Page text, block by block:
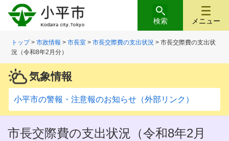
メニュー
検索
トップ>市政情報 >市長室 >市長交際費の支出状況 > 市長交際費の支出状
況（令和8年2月分）
気象情報
小平市の警報・注意報のお知らせ（外部リンク）
市長交際費の支出状況（令和8年2月